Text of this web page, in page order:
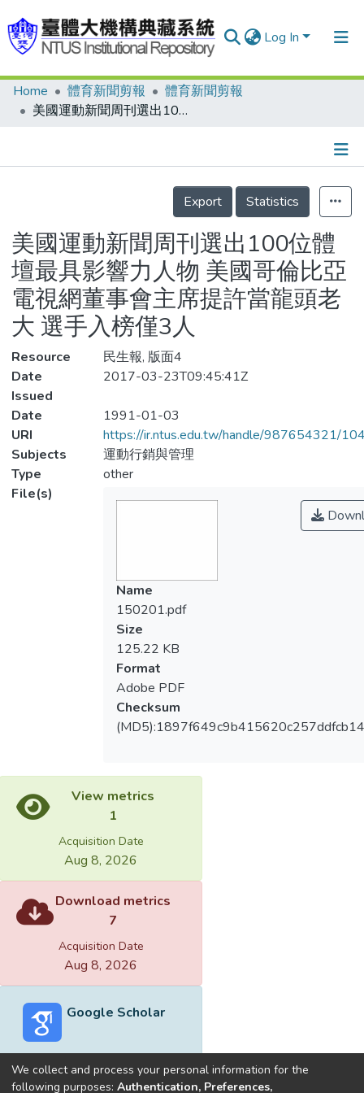
Log In
Communities & Collections
Statistics
Home 體育新聞剪報
體育新聞剪報
美國運動新聞周刊選出100位體壇最具影響力人物 美國哥倫比亞電視網董事會主席提許當龍頭老大 選手入榜僅3人
Details
Export
Statistics
美國運動新聞周刊選出100位體
壇最具影響力人物 美國哥倫比亞
電視網董事會主席提許當龍頭老
大 選手入榜僅3人
Resource
民生報, 版面4
Date
Issued
2017-03-23T09:45:41Z
Date
1991-01-03
URI
https://ir.ntus.edu.tw/handle/987654321/
Subjects
運動行銷與管理
Type
other
File(s)
Name
150201.pdf
Size
125.22 KB
Format
Adobe PDF
Checksum
View metrics
1
Acquisition Date
Aug 8, 2026
Download metrics
7
Acquisition Date
Aug 8, 2026
Google Scholar
We collect and process your personal information for the
following purposes: Authentication, Preferences,